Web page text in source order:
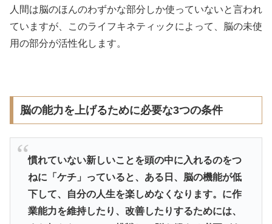
人間は脳のほんのわずかな部分しか使っていないと言われ
ていますが、このライフキネティックによって、脳の未使
用の部分が活性化します。
脳の能力を上げるために必要な3つの条件
慣れていない新しいことを頭の中に入れるのをつ
ねに「ケチ」っていると、ある日、脳の機能が低
下して、自分の人生を楽しめなくなります。に作
業能力を維持したり、改善したりするためには、